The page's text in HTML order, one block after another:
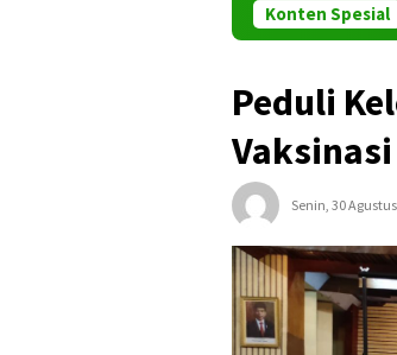
Konten Spesial
Peduli
Senin, 30